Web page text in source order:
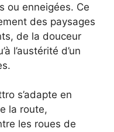
ou enneigées. Ce
des paysages
de la douceur
l’austérité d’un
s’adapte en
la route,
les roues de